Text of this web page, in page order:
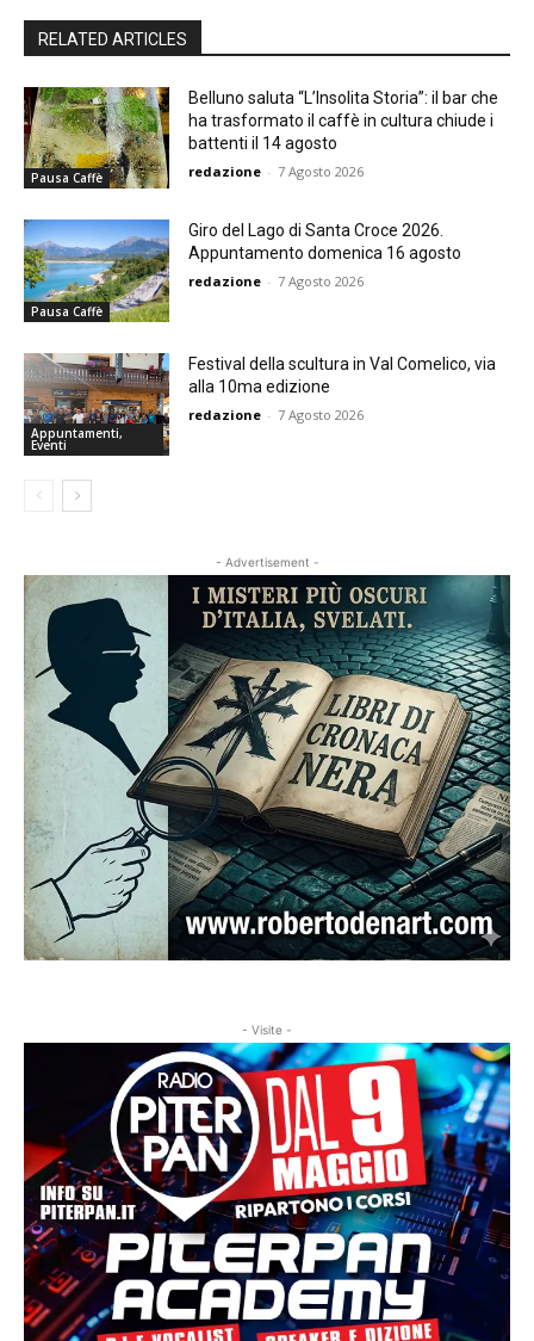
RELATED ARTICLES
Pausa Caffè
Belluno saluta “L’Insolita Storia”: il bar che
ha trasformato il caffè in cultura chiude i
battenti il 14 agosto
redazione - 7 Agosto 2026
Pausa Caffè
Giro del Lago di Santa Croce 2026.
Appuntamento domenica 16 agosto
redazione - 7 Agosto 2026
Appuntamenti,
Eventi
Festival della scultura in Val Comelico, via
alla 10ma edizione
redazione - 7 Agosto 2026
- Advertisement -
- Visite -